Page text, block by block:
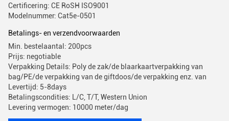
Certificering: CE RoSH ISO9001
Modelnummer: Cat5e-0501
Betalings- en verzendvoorwaarden
Min. bestelaantal: 200pcs
Prijs: negotiable
Verpakking Details: Poly de zak/de blaarkaartverpakking van
bag/PE/de verpakking van de giftdoos/de verpakking enz. van
Levertijd: 5-8days
Betalingscondities: L/C, T/T, Western Union
Levering vermogen: 10000 meter/dag